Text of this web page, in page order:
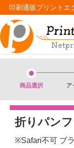
印刷通販プリントエ
商品選択 ア
折りパン
※Safari不可 ブ